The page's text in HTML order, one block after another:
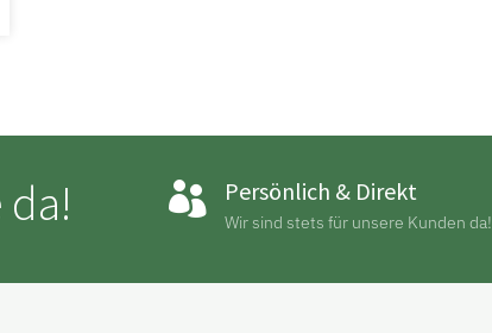
 Persönlich & Direkt
Wir sind stets für unsere Kunden da!